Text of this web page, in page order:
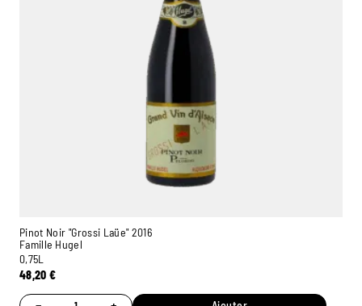
Pinot Noir "Grossi Laüe" 2016
Famille Hugel
0,75L
48,20€